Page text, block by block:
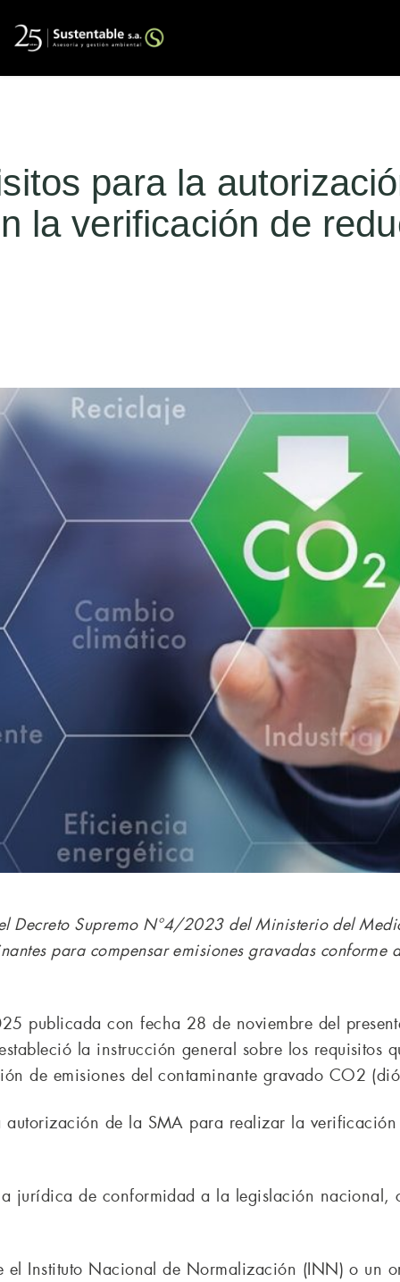
para la
la verificación de
Decreto Supremo N°4/2023 del Ministerio del
para compensar emisiones gravadas
publicada con fecha 28 de noviembre del
la instrucción general sobre los requisitos
de emisiones del contaminante gravado CO2
autorización de la SMA para realizar la
jurídica de conformidad a la legislación
el Instituto Nacional de Normalización (INN) o un